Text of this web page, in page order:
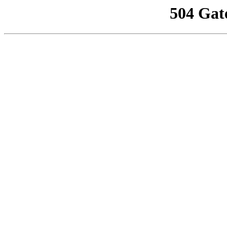
504